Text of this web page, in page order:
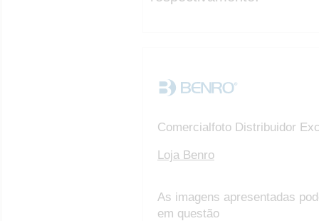
Comercialfoto Distribuidor
Loja Benro
As imagens apresentadas
em questão